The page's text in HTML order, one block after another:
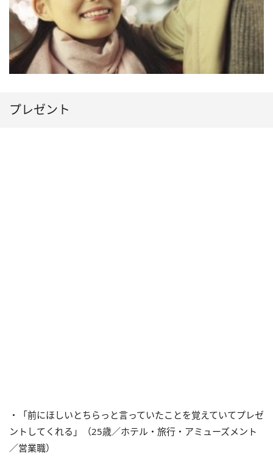
プレゼント
・「前にほしいとちらっと言っていたことを覚えていてプレゼ
ントしてくれる」（25歳／ホテル・旅行・アミューズメント
／営業職）